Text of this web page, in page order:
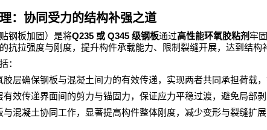
理：协同受力的结构补强之道
钢板加固）是将Q235 或 Q345 级钢板通过高性能环氧胶粘剂牢
抗拉强度与刚度，提升构件承载能力、限制裂缝开展，达到结构
：
胶层确保钢板与混凝土间力的有效传递，实现两者共同承担荷载
有效传递界面间的剪力与锚固力，保证应力平稳过渡，避免局部
与混凝土协同工作，显著提高构件整体刚度，减少变形与裂缝扩展